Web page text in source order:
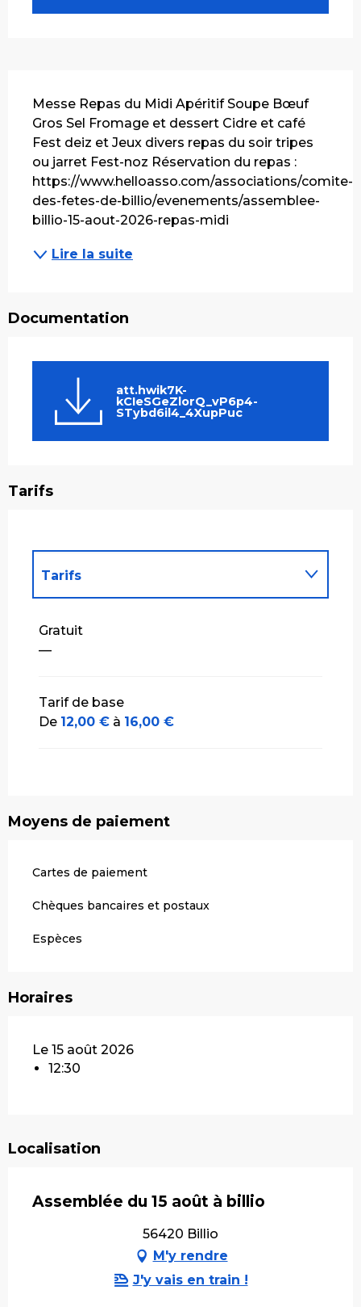
Messe Repas du Midi Apéritif Soupe Bœuf
Gros Sel Fromage et dessert Cidre et café
Fest deiz et Jeux divers repas du soir tripes
ou jarret Fest-noz Réservation du repas :
https://www.helloasso.com/associations/comite-
des-fetes-de-billio/evenements/assemblee-
billio-15-aout-2026-repas-midi
Lire la suite
Documentation
att.hwik7K-
kCIeSGeZlorQ_vP6p4-
STybd6il4_4XupPuc
Tarifs
Tarifs
Tarifs 2027
Gratuit
—
Tarif de base
De 12,00 € à 16,00 €
Moyens de paiement
Cartes de paiement
Chèques bancaires et postaux
Espèces
Horaires
Le 15 août 2026
12:30
Localisation
Assemblée du 15 août à billio
56420 Billio
M'y rendre
J'y vais en train !